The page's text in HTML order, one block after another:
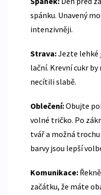
spánku. Unavený
intenzivněji.
Strava:Jezte lehké
lační. Krevní cukr
necítili slabě.
Oblečení:Obujte
volné tričko. Po
tvář a možná
barvy jsou lepší
Komunikace:
začátku, že máte